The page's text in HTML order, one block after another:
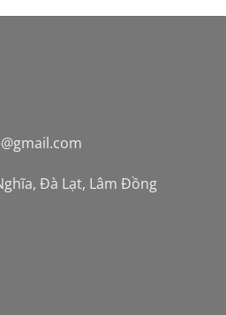
Đà Lạt, Lâm Đồng